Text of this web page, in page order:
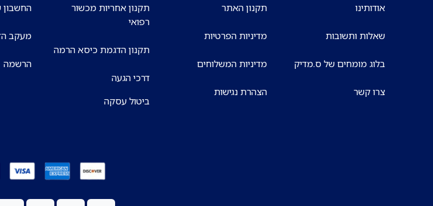
אודותינו
שאלות ותשובות
בלוג מומחים של ס.מדיק
צרו קשר
תקנון האתר
מדיניות הפרטיות
מדיניות המשלוחים
הצהרת נגישות
תקנון אחריות מכשור
רפואי
תקנון הדגמת כיסא הרמה
דרכי הגעה
ביטול עסקה
החשבון
מעקב
הרשמה